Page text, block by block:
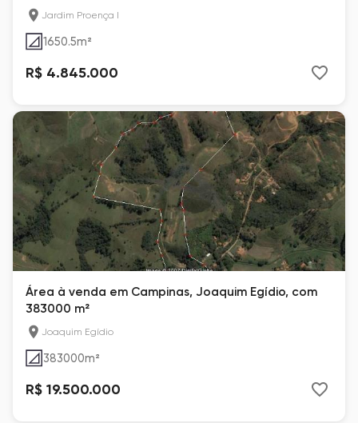
Jardim Proença I
1650.5m²
R$ 4.845.000
Área à venda em Campinas, Joaquim Egídio, com
383000 m²
Joaquim Egídio
383000m²
R$ 19.500.000